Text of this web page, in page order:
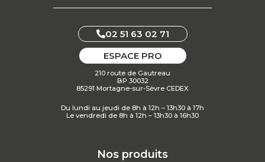
02 51 63 02 71
ESPACE PRO
210 route de Gautreau
BP 30032
85291 Mortagne-sur-Sèvre CEDEX
Du lundi au jeudi de 8h à 12h – 13h30 à 17h
Le vendredi de 8h à 12h – 13h30 à 16h30
Nos produits